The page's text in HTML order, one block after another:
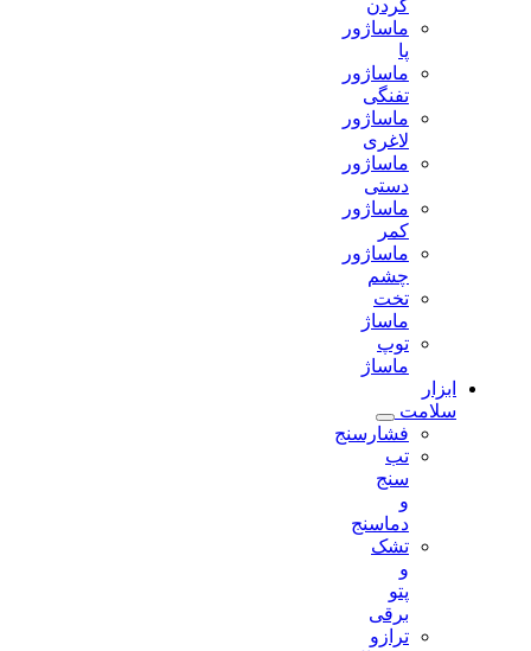
ماساژور
ماساژور
تفنگی
ماساژور
لاغری
ماساژور
دستی
ماساژور
ماساژور
تخت
ماساژ
توپ
ماساژ
ابزار
سلامت
فشارسنج
دماسنج
تشک
ترازو